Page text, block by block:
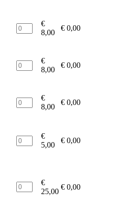
€
8,00
€ 0,00
€
8,00
€ 0,00
€
8,00
€ 0,00
€
5,00
€ 0,00
€
25,00
€ 0,00